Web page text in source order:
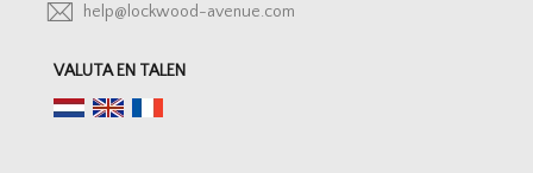
help@lockwood-avenue.com
VALUTA EN TALEN